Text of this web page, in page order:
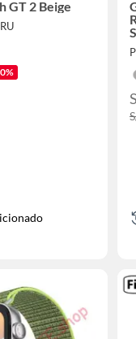
GT 2 Beige